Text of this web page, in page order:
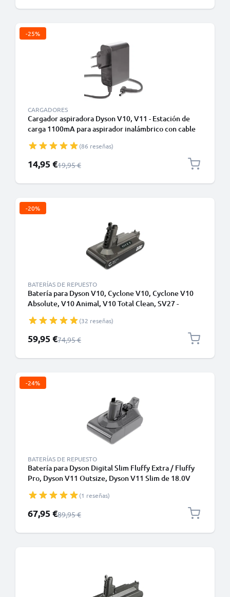
-25%
CARGADORES
Cargador aspiradora Dyson V10, V11 - Estación de
carga 1100mA para aspirador inalámbrico con cable
(86 reseñas)
Precio especial
14,95 €Precio normal
19,95 €
-20%
BATERÍAS DE REPUESTO
Batería para Dyson V10, Cyclone V10, Cyclone V10
Absolute, V10 Animal, V10 Total Clean, SV27 -
2500mAh - Sólo apto para el tipo B - Batería con
tornillos - de CELLONIC
(32 reseñas)
Precio especial
59,95 €Precio normal
74,95 €
-24%
BATERÍAS DE REPUESTO
Batería para Dyson Digital Slim Fluffy Extra / Fluffy
Pro, Dyson V11 Outsize, Dyson V11 Slim de 18.0V
(1 reseñas)
Precio especial
67,95 €Precio normal
89,95 €